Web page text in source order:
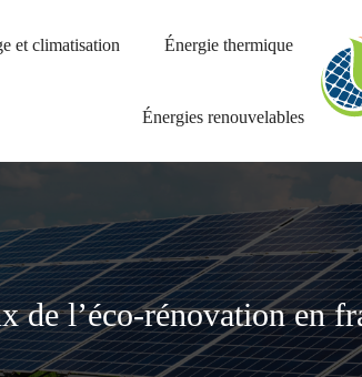
Énergie thermique
et climatisation
Énergies renouvelables
de l’éco-rénovation en